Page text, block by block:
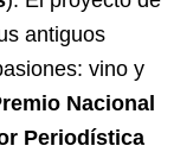
antiguos
vino y
Nacional
Periodística